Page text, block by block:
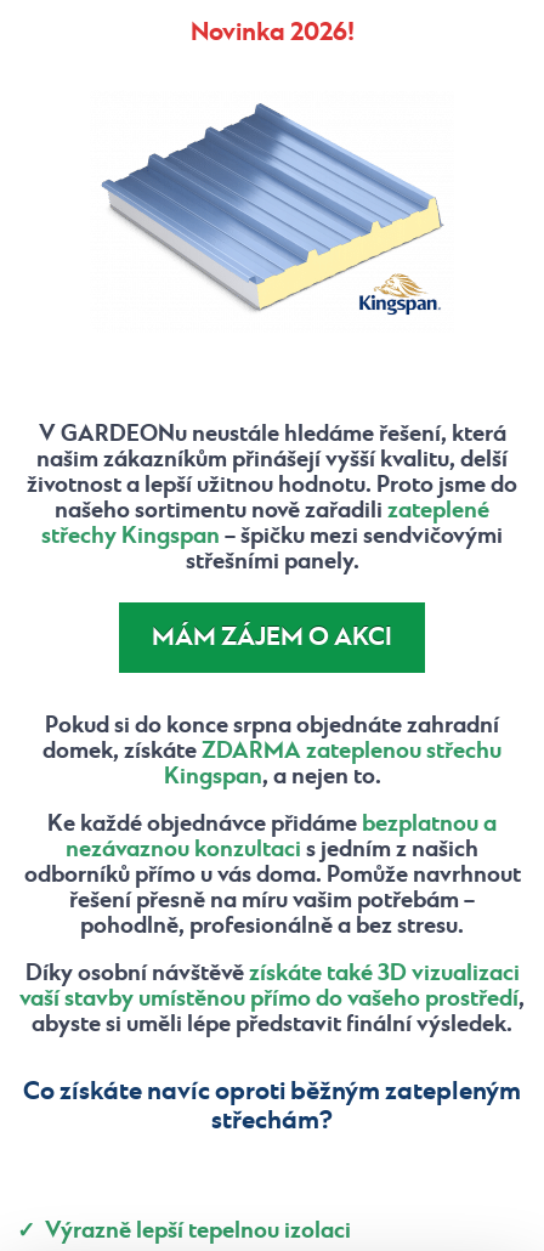
Novinka 2026!
V GARDEONu neustále hledáme řešení, která
našim zákazníkům přinášejí vyšší kvalitu, delší
životnost a lepší užitnou hodnotu. Proto jsme do
našeho sortimentu nově zařadili zateplené
střechy Kingspan – špičku mezi sendvičovými
střešními panely.
MÁM ZÁJEM O AKCI
Pokud si do konce srpna objednáte zahradní
domek, získáteZDARMAzateplenou střechu
Kingspan, a nejen to.
Ke každé objednávce přidáme bezplatnou a
nezávaznou konzultaci s jedním z našich
odborníků přímo u vás doma. Pomůže navrhnout
řešení přesně na míru vašim potřebám –
pohodlně, profesionálně a bez stresu.
Díky osobní návštěvězískáte také 3D vizualizaci
vaší stavby umístěnou přímo do vašeho prostředí,
abyste si uměli lépe představit finální výsledek.
Co získáte navíc oproti běžným zatepleným
střechám?
✓ Výrazně lepší tepelnou izolaci